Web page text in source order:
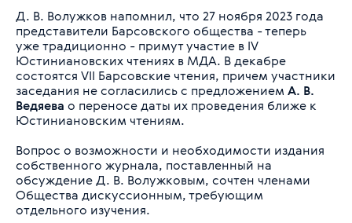
Д. В. Волужков напомнил, что 27 ноября 2023 года
представители Барсовского общества - теперь
уже традиционно - примут участие в IV
Юстиниановских чтениях в МДА. В декабре
состоятся VII Барсовские чтения, причем участники
заседания не согласились с предложением А. В.
Ведяева о переносе даты их проведения ближе к
Юстиниановским чтениям.
Вопрос о возможности и необходимости издания
собственного журнала, поставленный на
обсуждение Д. В. Волужковым, сочтен членами
Общества дискуссионным, требующим
отдельного изучения.